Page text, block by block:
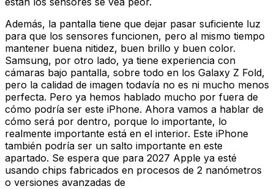
Además, la pantalla tiene que dejar pasar suficiente luz
para que los sensores funcionen, pero al mismo tiempo
mantener buena nitidez, buen brillo y buen color.
Samsung, por otro lado, ya tiene experiencia con
cámaras bajo pantalla, sobre todo en los Galaxy Z Fold,
pero la calidad de imagen todavía no es ni mucho menos
perfecta. Pero ya hemos hablado mucho por fuera de
cómo podría ser este iPhone. Ahora vamos a hablar de
cómo será por dentro, porque lo importante, lo
realmente importante está en el interior. Este iPhone
también podría ser un salto importante en este
apartado. Se espera que para 2027 Apple ya esté
usando chips fabricados en procesos de 2 nanómetros
o versiones avanzadas de